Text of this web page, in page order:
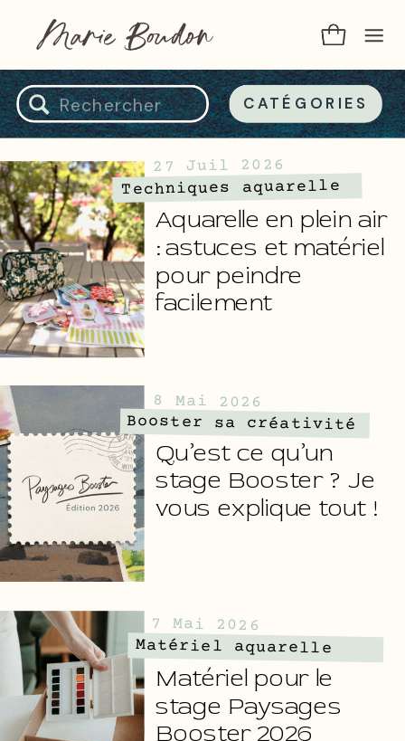
CATÉGORIES
Search
for:
Aquarelle en plein air
: astuces et matériel
pour peindre
facilement
Techniques aquarelle
27 Juil 2026
Qu’est ce qu’un
stage Booster ? Je
vous explique tout !
8 Mai 2026
Booster sa créativité
Matériel pour le
stage Paysages
Booster 2026
Matériel aquarelle
7 Mai 2026